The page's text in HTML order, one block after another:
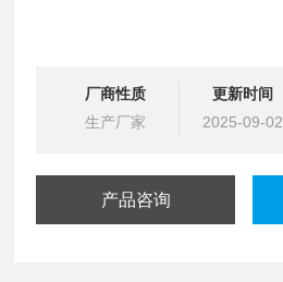
厂商性质
生产厂家
更新时间
2025-09-02
产品咨询